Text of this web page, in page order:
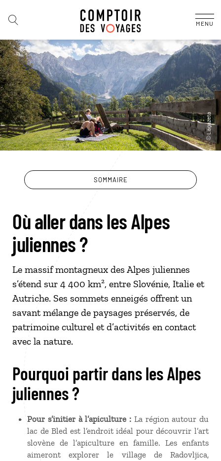
MENU
SOMMAIRE
Où aller dans les Alpes
juliennes ?
Le massif montagneux des Alpes juliennes
s’étend sur 4 400 km², entre Slovénie, Italie et
Autriche. Ses sommets enneigés offrent un
savant mélange de paysages préservés, de
patrimoine culturel et d’activités en contact
avec la nature.
Pourquoi partir dans les Alpes
juliennes ?
Pour s’initier à l’apiculture : La région autour du
lac de Bled est l’endroit idéal pour découvrir l’art
slovène de l’apiculture en famille. Les enfants
aimeront explorer le village de Radovljica,